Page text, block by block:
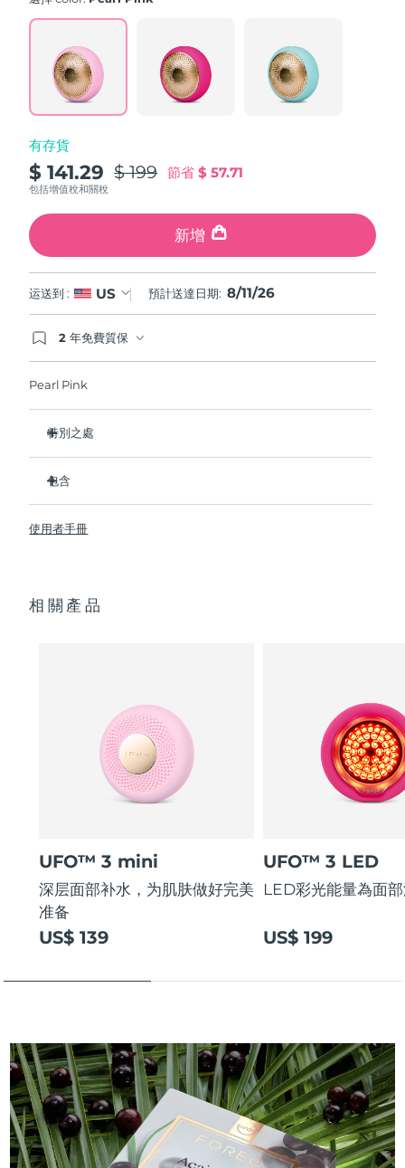
Read
Reviews.
Same
page
有存貨
$ 141.29 $ 199 節省$ 57.71
包括增值稅和關稅
新增
运送到 : US 預計送達日期: 8/11/26
2 年免費質保
Pearl Pink
特別之處
熱能科技幫助面膜中的成分深入肌膚。
T-Sonic
包含
USB 充電線
2年質保 (西班牙：3年質保)
使用者手冊
相關產品
UFO™ 3 mini
深层面部补水，为肌肤做好完美
准备
US$ 139
UFO™ 3 LED
LED彩光能量為面
US$ 199
斯洛伐克
斯洛維尼亞 預計送達日期
預計送達日期
南韓
西班牙
瑞典 8/10/26
瑞士 預計送達日期8/10/26
台灣 預計送達日期8/15/26
泰國 預計送達日期8/14/26
阿拉伯聯合大公國
英國
美國
越南